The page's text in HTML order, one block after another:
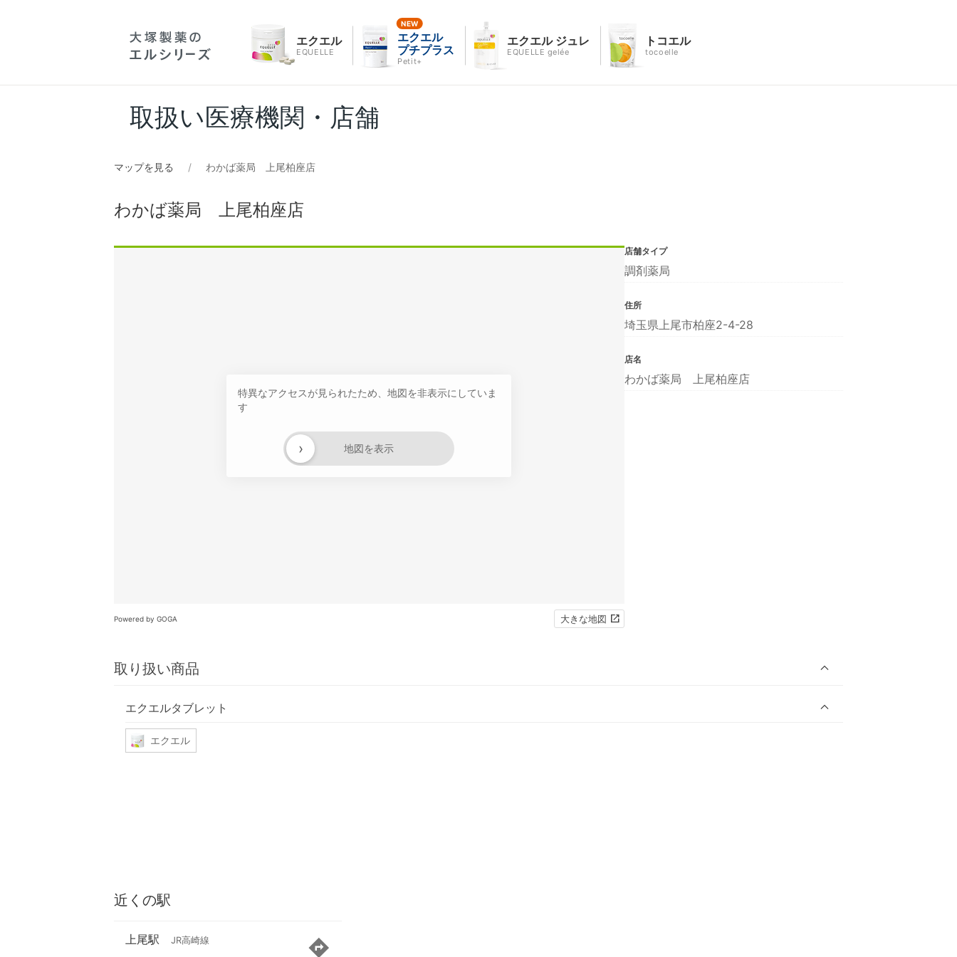
エクエル
EQUELLE
エクエル
プチプラス
Petit+
エクエル ジュレ
EQUELLE gelée
トコエル
tocoelle
取扱い医療機関・店舗
マップを見る わかば薬局 上尾柏座店
わかば薬局 上尾柏座店
特異なアクセスが見られたため、地図を非表示にしていま
す
地図を表示
›
Powered by GOGA 大きな地図
取り扱い商品
エクエルタブレット
エクエル
店舗タイプ
調剤薬局
住所
埼玉県上尾市柏座2-4-28
店名
わかば薬局 上尾柏座店
近くの駅
上尾駅 JR高崎線